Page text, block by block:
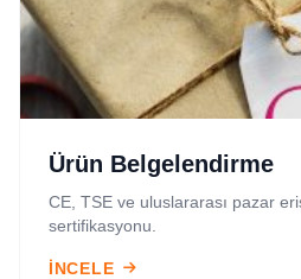
Ürün Belgelendirme
CE, TSE ve uluslararası pazar
sertifikasyonu.
İNCELE